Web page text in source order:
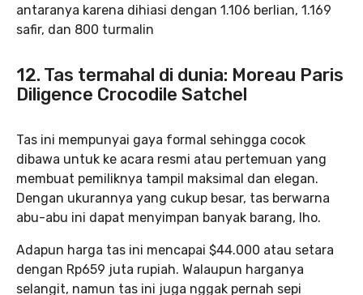
antaranya karena dihiasi dengan 1.106 berlian, 1.169
safir, dan 800 turmalin
12. Tas termahal di dunia: Moreau Paris
Diligence Crocodile Satchel
Tas ini mempunyai gaya formal sehingga cocok
dibawa untuk ke acara resmi atau pertemuan yang
membuat pemiliknya tampil maksimal dan elegan.
Dengan ukurannya yang cukup besar, tas berwarna
abu-abu ini dapat menyimpan banyak barang, lho.
Adapun harga tas ini mencapai $44.000 atau setara
dengan Rp659 juta rupiah. Walaupun harganya
selangit, namun tas ini juga nggak pernah sepi